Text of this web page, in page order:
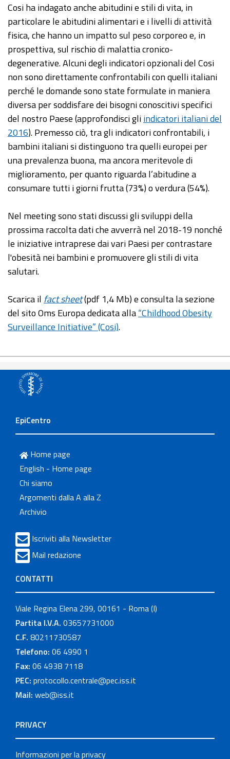
Cosi ha indagato anche abitudini e stili di vita, in
particolare le abitudini alimentari e i livelli di attività
fisica, che hanno un impatto sul peso corporeo e, in
prospettiva, sul rischio di malattia cronico-
degenerative. Alcuni degli indicatori opzionali del Cosi
non sono direttamente confrontabili con quelli italiani
perché le domande sono state formulate in maniera
diversa per soddisfare dei bisogni conoscitivi specifici
del nostro Paese (approfondisci gliindicatori italiani del
2016). Premesso ciò, tra gli indicatori confrontabili, i
bambini italiani si distinguono tra quelli europei per
una prevalenza buona, ma ancora meritevole di
miglioramento, per quanto riguarda l’abitudine a
consumare tutti i giorni frutta (73%) o verdura (54%).
Nel meeting sono stati discussi gli sviluppi della
prossima raccolta dati che avverrà nel 2018-19 nonché
le iniziative intraprese dai vari Paesi per contrastare
l'obesità nei bambini e promuovere gli stili di vita
salutari.
Scarica il fact sheet(pdf 1,4 Mb) e consulta la sezione
del sito Oms Europa dedicata alla“Childhood Obesity
Surveillance Initiative” (Cosi).
EpiCentro
Home page
English - Home page
Chi siamo
Argomenti dalla A alla Z
Archivio
Iscriviti alla Newsletter
Mail redazione
CONTATTI
Viale Regina Elena 299, 00161 - Roma (I)
Partita I.V.A. 03657731000
C.F. 80211730587
Telefono: 06 4990 1
Fax: 06 4938 7118
PEC: protocollo.centrale@pec.iss.it
Mail: web@iss.it
PRIVACY
Informazioni per la privacy